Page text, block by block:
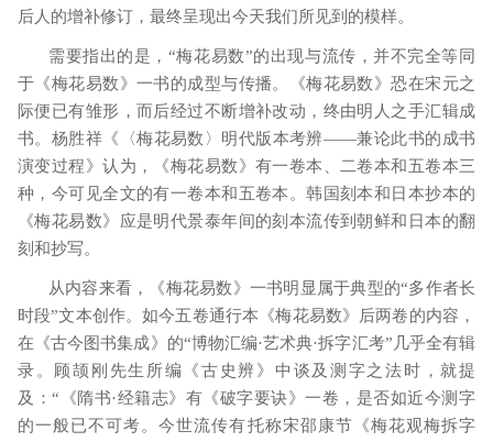
后人的增补修订，最终呈现出今天我们所见到的模样。
需要指出的是， “梅花易数”的出现与流传，并不完全等同
于《梅花易数》一书的成型与传播。《梅花易数》恐在宋元之
际便已有雏形，而后经过不断增补改动，终由明人之手汇辑成
书。杨胜祥《〈梅花易数〉明代版本考辨——兼论此书的成书
演变过程》认为，《梅花易数》有一卷本、二卷本和五卷本三
种，今可见全文的有一卷本和五卷本。韩国刻本和日本抄本的
《梅花易数》应是明代景泰年间的刻本流传到朝鲜和日本的翻
刻和抄写。
从内容来看，《梅花易数》一书明显属于典型的“多作者长
时段”文本创作。如今五卷通行本《梅花易数》后两卷的内容，
在《古今图书集成》的“博物汇编·艺术典·拆字汇考”几乎全有辑
录。顾颉刚先生所编《古史辨》中谈及测字之法时，就提
及：“《隋书·经籍志》有《破字要诀》一卷，是否如近今测字
的一般已不可考。今世流传有托称宋邵康节《梅花观梅拆字